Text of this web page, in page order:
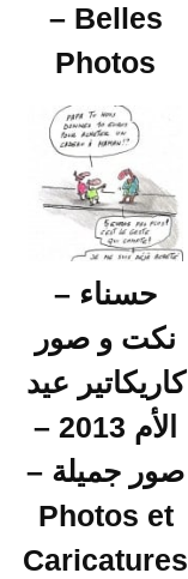
– Belles
Photos
حسناء –
نكت و صور
كاريكاتير عيد
الأم 2013 –
صور جميلة –
Photos et
Caricatures